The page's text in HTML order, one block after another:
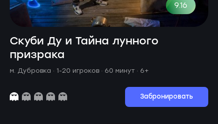
9.16
Скуби Ду и Тайна лунного
призрака
м. Дубровка · 1-20 игроков · 60 минут · 6+
Забронировать